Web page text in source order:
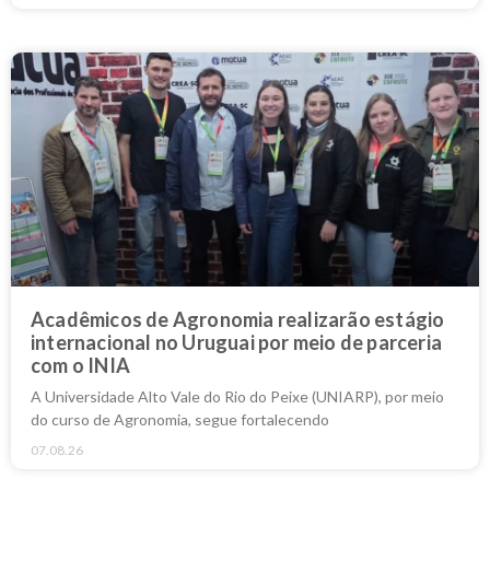
Acadêmicos de Agronomia realizarão estágio
internacional no Uruguai por meio de parceria
com o INIA
A Universidade Alto Vale do Rio do Peixe (UNIARP), por meio
do curso de Agronomia, segue fortalecendo
07.08.26